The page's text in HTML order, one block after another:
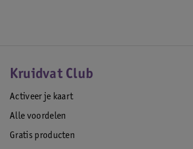
Kruidvat Club
Activeer je kaart
Alle voordelen
Gratis producten